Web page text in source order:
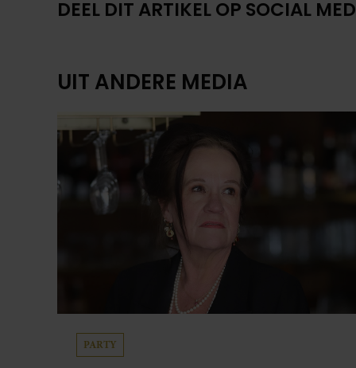
DEEL DIT ARTIKEL OP SOCIAL
UIT ANDERE MEDIA
PARTY